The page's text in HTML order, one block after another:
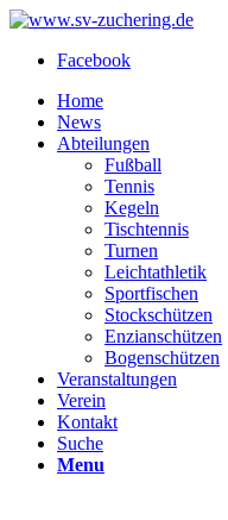
Facebook
Home
News
Abteilungen
Fußball
Tennis
Kegeln
Tischtennis
Turnen
Leichtathletik
Sportfischen
Stockschützen
Enzianschützen
Bogenschützen
Veranstaltungen
Verein
Kontakt
Suche
Menu